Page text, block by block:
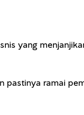
yang
ramai